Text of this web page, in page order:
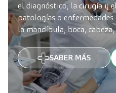
el diagnóstico, la cirugía y
patologías o
la mandíbula, boca,
SABER MÁS